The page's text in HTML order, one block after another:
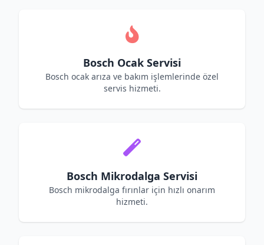
Bosch Ocak Servisi
Bosch ocak arıza ve bakım işlemlerinde özel
servis hizmeti.
Bosch Mikrodalga Servisi
Bosch mikrodalga fırınlar için hızlı onarım
hizmeti.